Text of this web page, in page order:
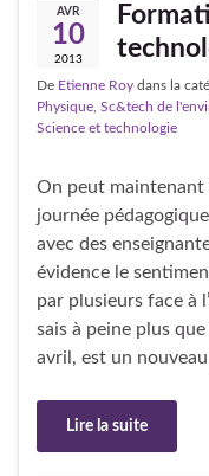
AVR
10
2013
De Etienne Roy dans la
Physique Sc&tech de
Science et technologie
On peut maintenant
journée
avec des
évidence le
par plusieurs face à
sais à peine plus
avril, est un
Lire la suite